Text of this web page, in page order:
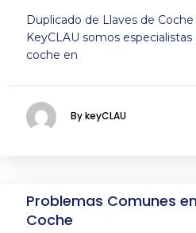
Duplicado de Llaves de
KeyCLAU somos
coche en
By keyCLAU
Problemas Comunes
Coche